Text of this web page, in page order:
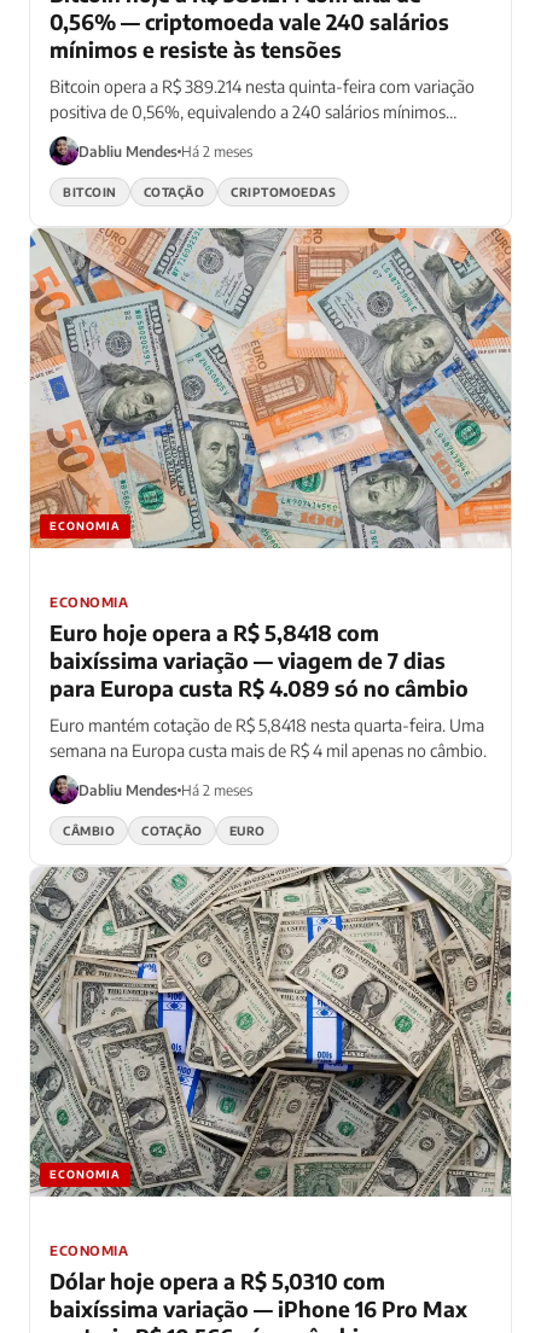
0,56% — criptomoeda vale 240 salários
mínimos e resiste às tensões
Bitcoin opera a R$ 389.214 nesta quinta-feira com variação
positiva de 0,56%, equivalendo a 240 salários mínimos
brasileiros
Dabliu Mendes Há 2 meses
BITCOIN COTAÇÃO CRIPTOMOEDAS
ECONOMIA
ECONOMIA
Euro hoje opera a R$ 5,8418 com
baixíssima variação — viagem de 7 dias
para Europa custa R$ 4.089 só no câmbio
Euro mantém cotação de R$ 5,8418 nesta quarta-feira. Uma
semana na Europa custa mais de R$ 4 mil apenas no câmbio.
Dabliu Mendes Há 2 meses
CÂMBIO COTAÇÃO EURO
ECONOMIA
ECONOMIA
Dólar hoje opera a R$ 5,0310 com
baixíssima variação — iPhone 16 Pro Max